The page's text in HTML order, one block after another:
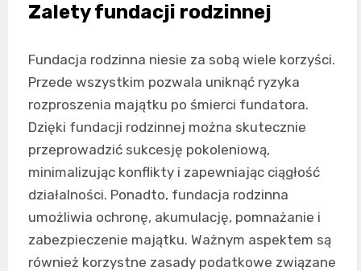
Zalety fundacji rodzinnej
Fundacja rodzinna niesie za sobą wiele korzyści.
Przede wszystkim pozwala uniknąć ryzyka
rozproszenia majątku po śmierci fundatora.
Dzięki fundacji rodzinnej można skutecznie
przeprowadzić sukcesję pokoleniową,
minimalizując konflikty i zapewniając ciągłość
działalności. Ponadto, fundacja rodzinna
umożliwia ochronę, akumulację, pomnażanie i
zabezpieczenie majątku. Ważnym aspektem są
również korzystne zasady podatkowe związane